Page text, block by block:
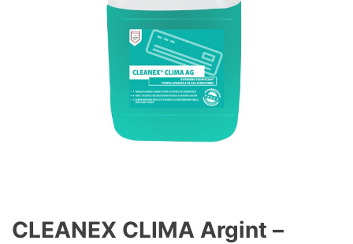
CLEANEX CLIMA Argint –